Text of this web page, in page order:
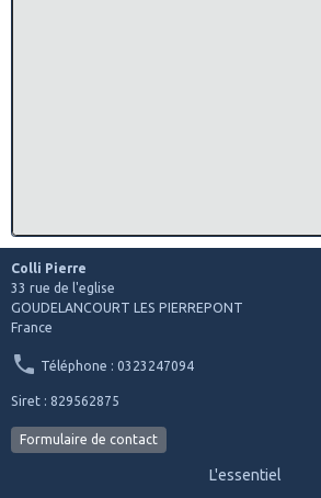
Colli Pierre
33 rue de l'eglise
GOUDELANCOURT LES PIERREPONT
France
Téléphone : 0323247094
Siret : 829562875
Formulaire de contact
L'essentiel